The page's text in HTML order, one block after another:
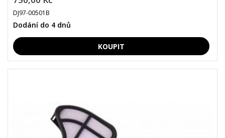
DJ97-00501B
Dodání do 4 dnů